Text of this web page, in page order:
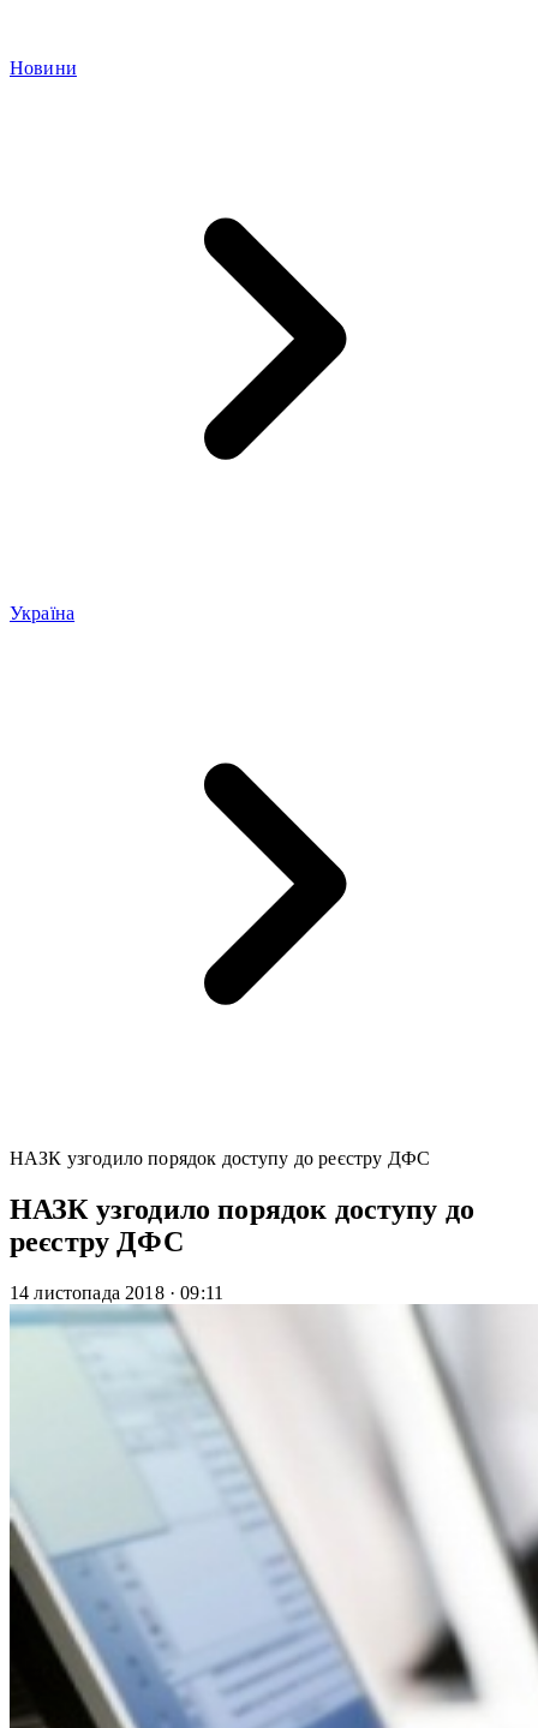
Новини
Україна
НАЗК узгодило порядок доступу до реєстру ДФС
НАЗК узгодило порядок доступу до
реєстру ДФС
14 листопада 2018 · 09:11